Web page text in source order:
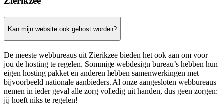
Kan mijn website ook gehost worden?
De meeste webbureaus uit Zierikzee bieden het ook aan om voor
jou de hosting te regelen. Sommige webdesign bureau’s hebben hun
eigen hosting pakket en anderen hebben samenwerkingen met
bijvoorbeeld nationale aanbieders. Al onze aangesloten webbureaus
nemen in ieder geval alle zorg volledig uit handen, dus geen zorgen:
jij hoeft niks te regelen!